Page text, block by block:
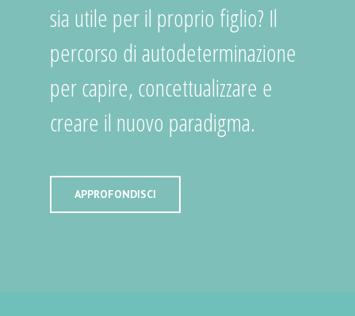
sia utile per il proprio figlio? Il
percorso di autodeterminazione
per capire, concettualizzare e
creare il nuovo paradigma.
APPROFONDISCI